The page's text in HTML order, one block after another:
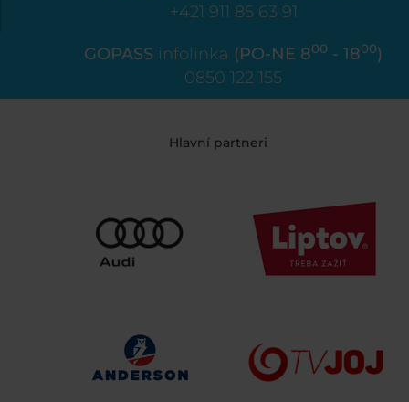
+421 911 85 63 91
GOPASS infolinka (PO-NE 800 - 1800)
0850 122 155
Hlavní partneri